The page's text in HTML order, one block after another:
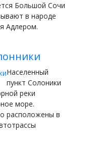
Большой Сочи
в народе
Адлером.
Населенный
пункт Солоники
реки
море.
расположены в